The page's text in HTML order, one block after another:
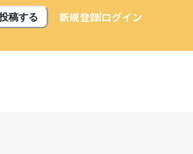
稿する 新規登録ログイン